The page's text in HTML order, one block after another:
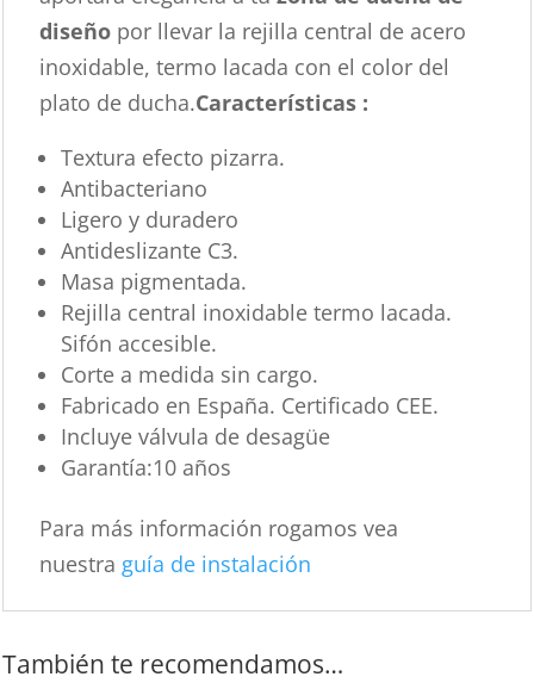
diseño por llevar la rejilla central de acero
inoxidable, termo lacada con el color del
plato de ducha.Características :
Textura efecto pizarra.
Antibacteriano
Ligero y duradero
Antideslizante C3.
Masa pigmentada.
Rejilla central inoxidable termo lacada.
Sifón accesible.
Corte a medida sin cargo.
Fabricado en España. Certificado CEE.
Incluye válvula de desagüe
Garantía:10 años
Para más información rogamos vea
nuestra guía de instalación
También te recomendamos…